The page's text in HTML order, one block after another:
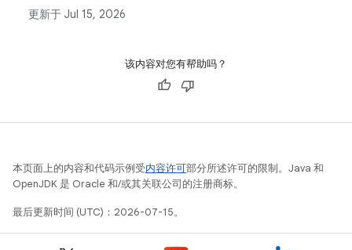
更新于 Jul 15, 2026
该内容对您有帮助吗？
本页面上的内容和代码示例受内容许可部分所述许可的限制。Java 和
OpenJDK 是 Oracle 和/或其关联公司的注册商标。
最后更新时间 (UTC)：2026-07-15。